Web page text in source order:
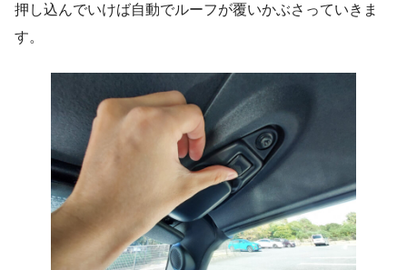
押し込んでいけば自動でルーフが覆いかぶさっていきま
す。